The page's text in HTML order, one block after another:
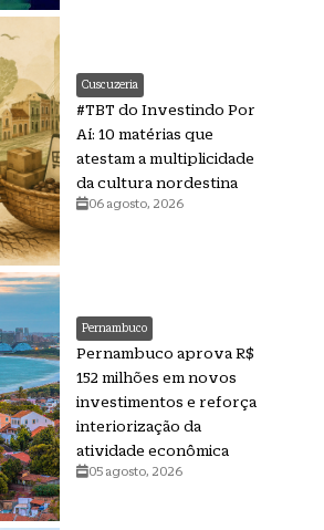
Cuscuzeria
#TBT do Investindo Por
Aí: 10 matérias que
atestam a multiplicidade
da cultura nordestina
06 agosto, 2026
Pernambuco
Pernambuco aprova R$
152 milhões em novos
investimentos e reforça
interiorização da
atividade econômica
05 agosto, 2026